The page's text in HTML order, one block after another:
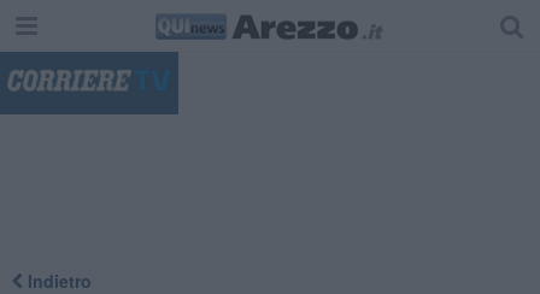
Indietro